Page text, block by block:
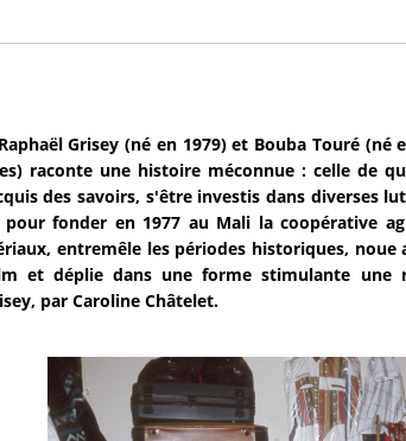
Grisey (né en 1979) et Bouba Touré (né
raconte une histoire méconnue : celle de
des savoirs, s'être investis dans diverses
fonder en 1977 au Mali la coopérative
entremêle les périodes historiques, noue
et déplie dans une forme stimulante une
par Caroline Châtelet.